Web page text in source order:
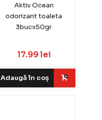
Aktiv Ocean
odorizant toaleta
3bucx50gr
17.99 lei
Adaugă în coș